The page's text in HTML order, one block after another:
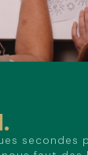
secondes